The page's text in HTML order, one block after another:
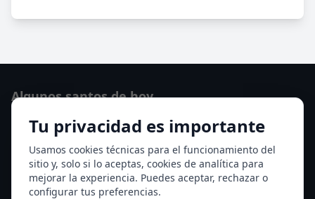
Tu privacidad es importante
Usamos cookies técnicas para el funcionamiento del
sitio y, solo si lo aceptas, cookies de analítica para
mejorar la experiencia. Puedes aceptar, rechazar o
configurar tus preferencias.
Algunos santos de hoy
San Osvaldo de Maserfield
Santa Edith Stein (Sor Teresa Benedicta de la Cruz)
Ver todos los santos de hoy